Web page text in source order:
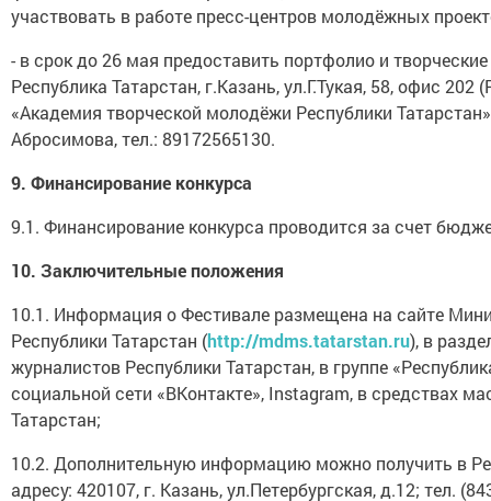
участвовать в работе пресс-центров молодёжных
- в срок до 26 мая предоставить портфолио и
Республика Татарстан, г.Казань, ул.Г.Тукая, 58, офис
«Академия творческой молодёжи Республики
Абросимова, тел.: 89172565130.
9. Финансирование конкурса
9.1. Финансирование конкурса проводится за счет
10. Заключительные положения
10.1. Информация о Фестивале размещена на сайте
Республики Татарстан (http://mdms.tatarstan.ru), в
журналистов Республики Татарстан, в группе
социальной сети «ВКонтакте», Instagram, в средствах
Татарстан;
10.2. Дополнительную информацию можно получить в
адресу: 420107, г. Казань, ул.Петербургская, д.12; тел.